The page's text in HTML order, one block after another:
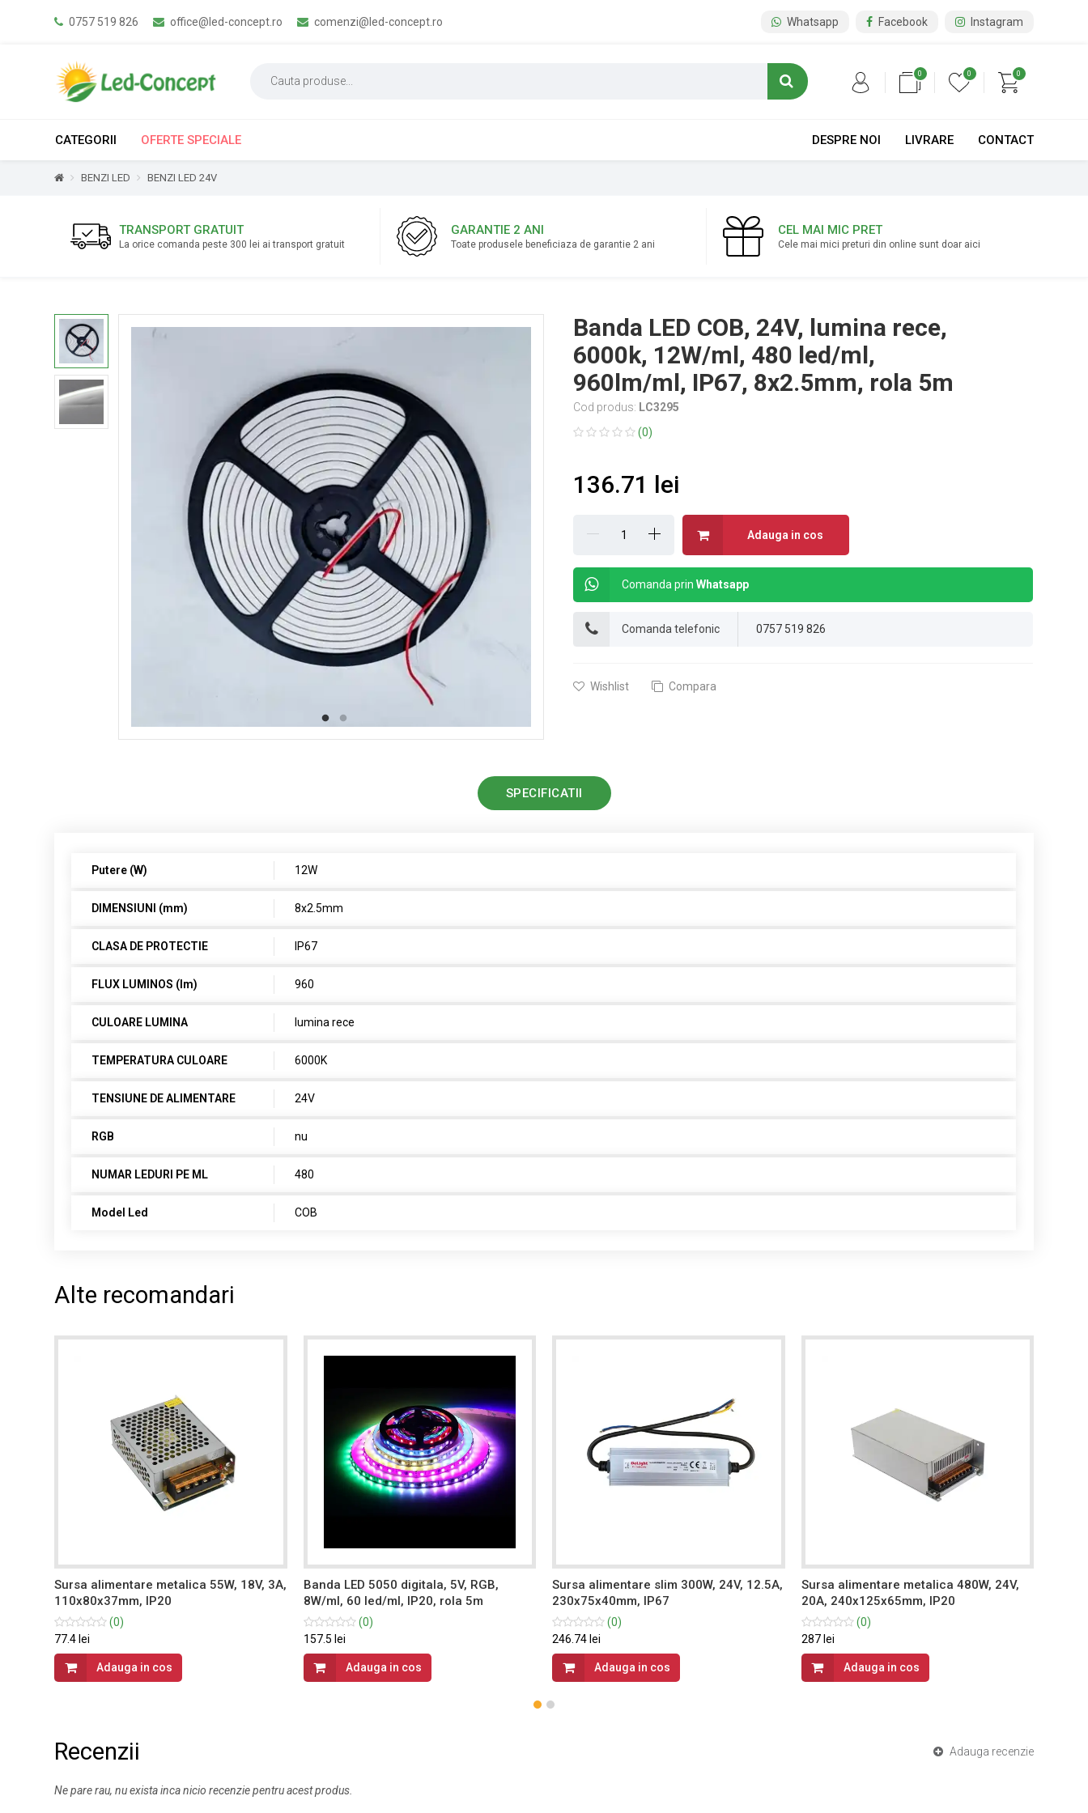
0757 519 826 office@led-concept.ro comenzi@led-concept.ro Whatsapp Facebook Instagram
0
0
0
CATEGORII OFERTE SPECIALE CONTACT
LIVRARE
DESPRE NOI
BENZI LED BENZI LED 24V
TRANSPORT GRATUIT
La orice comanda peste 300 lei ai transport gratuit
GARANTIE 2 ANI
Toate produsele beneficiaza de garantie 2 ani
CEL MAI MIC PRET
Cele mai mici preturi din online sunt doar aici
Banda LED COB, 24V, lumina rece,
6000k, 12W/ml, 480 led/ml,
960lm/ml, IP67, 8x2.5mm, rola 5m
Cod produs: LC3295
(0)
136.71 lei
Adauga in cos
Comanda prinWhatsapp
Comanda telefonic 0757 519 826
Wishlist Compara
SPECIFICATII
Putere (W) 12W
DIMENSIUNI (mm) 8x2.5mm
CLASA DE PROTECTIE IP67
FLUX LUMINOS (lm) 960
CULOARE LUMINA lumina rece
TEMPERATURA CULOARE 6000K
TENSIUNE DE ALIMENTARE 24V
RGB nu
NUMAR LEDURI PE ML 480
Model Led COB
Alte recomandari
Sursa alimentare metalica 55W, 18V, 3A,
110x80x37mm, IP20
(0)
77.4 lei
Adauga in cos
Banda LED 5050 digitala, 5V, RGB,
8W/ml, 60 led/ml, IP20, rola 5m
(0)
157.5 lei
Adauga in cos
Sursa alimentare slim 300W, 24V, 12.5A,
230x75x40mm, IP67
(0)
246.74 lei
Adauga in cos
Sursa alimentare metalica 480W, 24V,
20A, 240x125x65mm, IP20
(0)
287 lei
Adauga in cos
Recenzii Adauga recenzie
Ne pare rau, nu exista inca nicio recenzie pentru acest produs.